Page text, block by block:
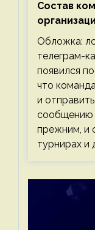
Состав
Обложка:
телеграм-
появился
что
и
сообщению
прежним, и
турнирах и